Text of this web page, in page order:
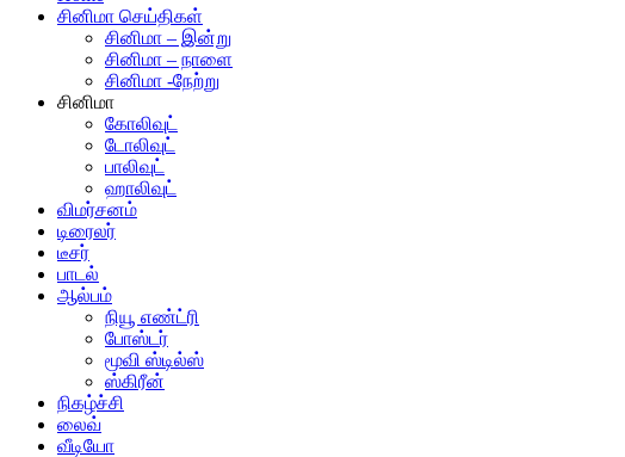
சினிமா செய்திகள்
சினிமா – இன்று
சினிமா – நாளை
சினிமா -நேற்று
சினிமா
கோலிவுட்
டோலிவுட்
பாலிவுட்
ஹாலிவுட்
விமர்சனம்
டிரைலர்
டீசர்
பாடல்
ஆல்பம்
நியூ எண்ட்ரி
போஸ்டர்
மூவி ஸ்டில்ஸ்
ஸ்கிரீன்
நிகழ்ச்சி
லைவ்
வீடியோ